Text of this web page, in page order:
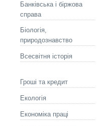
Банківська і біржова
справа
Біологія,
природознавство
Всесвітня історія
Гроші та кредит
Екологія
Економіка праці